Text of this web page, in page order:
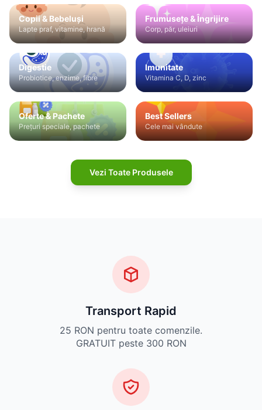
Copii & Bebeluși
Lapte praf, vitamine, hrană
Frumusețe & Îngrijire
Corp, păr, uleiuri
Digestie
Probiotice, enzime, fibre
Imunitate
Vitamina C, D, zinc
Oferte & Pachete
Prețuri speciale, pachete
Best Sellers
Cele mai vândute
Vezi Toate Produsele
Transport Rapid
25 RON pentru toate comenzile.
GRATUIT peste 300 RON